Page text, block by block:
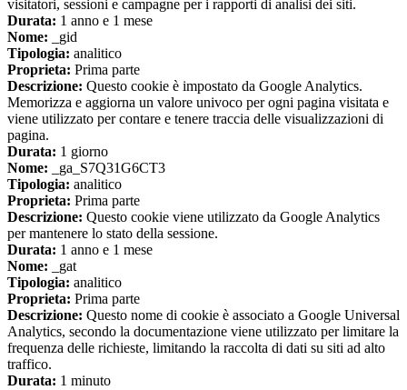
visitatori, sessioni e campagne per i rapporti di analisi dei siti.
Durata: 1 anno e 1 mese
Nome: _gid
Tipologia: analitico
Proprieta: Prima parte
Descrizione: Questo cookie è impostato da Google Analytics.
Memorizza e aggiorna un valore univoco per ogni pagina visitata e
viene utilizzato per contare e tenere traccia delle visualizzazioni di
pagina.
Durata: 1 giorno
Nome: _ga_S7Q31G6CT3
Tipologia: analitico
Proprieta: Prima parte
Descrizione: Questo cookie viene utilizzato da Google Analytics
per mantenere lo stato della sessione.
Durata: 1 anno e 1 mese
Nome: _gat
Tipologia: analitico
Proprieta: Prima parte
Descrizione: Questo nome di cookie è associato a Google Universal
Analytics, secondo la documentazione viene utilizzato per limitare la
frequenza delle richieste, limitando la raccolta di dati su siti ad alto
traffico.
Durata: 1 minuto